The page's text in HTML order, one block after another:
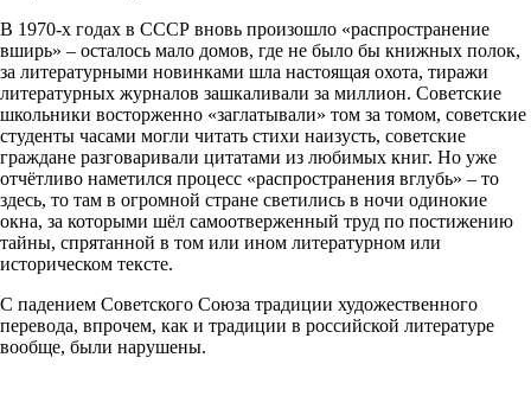
В 1970-х годах в СССР вновь произошло «распространение
вширь» – осталось мало домов, где не было бы книжных полок,
за литературными новинками шла настоящая охота, тиражи
литературных журналов зашкаливали за миллион. Советские
школьники восторженно «заглатывали» том за томом, советские
студенты часами могли читать стихи наизусть, советские
граждане разговаривали цитатами из любимых книг. Но уже
отчётливо наметился процесс «распространения вглубь» – то
здесь, то там в огромной стране светились в ночи одинокие
окна, за которыми шёл самоотверженный труд по постижению
тайны, спрятанной в том или ином литературном или
историческом тексте.
С падением Советского Союза традиции художественного
перевода, впрочем, как и традиции в российской литературе
вообще, были нарушены.